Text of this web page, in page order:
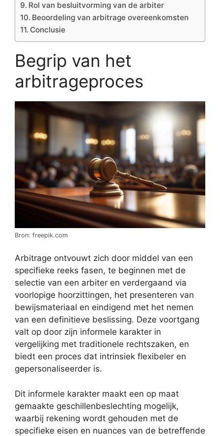
Rol van besluitvorming van de arbiter
Beoordeling van arbitrage overeenkomsten
Conclusie
Begrip van het
arbitrageproces
Bron: freepik.com
Arbitrage ontvouwt zich door middel van een
specifieke reeks fasen, te beginnen met de
selectie van een arbiter en verdergaand via
voorlopige hoorzittingen, het presenteren van
bewijsmateriaal en eindigend met het nemen
van een definitieve beslissing. Deze voortgang
valt op door zijn informele karakter in
vergelijking met traditionele rechtszaken, en
biedt een proces dat intrinsiek flexibeler en
gepersonaliseerder is.
Dit informele karakter maakt een op maat
gemaakte geschillenbeslechting mogelijk,
waarbij rekening wordt gehouden met de
specifieke eisen en nuances van de betreffende